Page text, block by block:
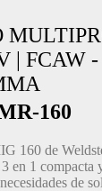
| FCAW
160
160 de
en 1 compacta
de